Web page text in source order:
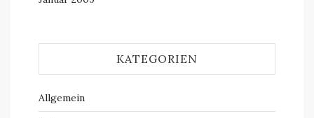
KATEGORIEN
Allgemein